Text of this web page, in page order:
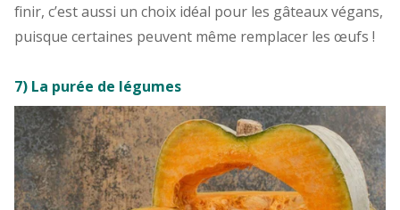
finir, c’est aussi un choix idéal pour les gâteaux végans,
puisque certaines peuvent même remplacer les œufs !
7) La purée de légumes